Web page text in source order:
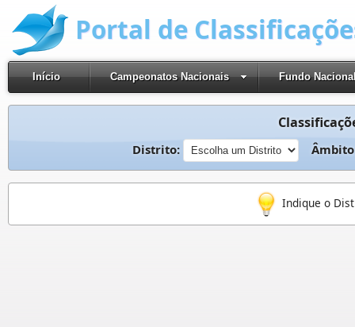
Portal de
Início Campeonatos Nacionais Fundo
Distrito:
Indique o